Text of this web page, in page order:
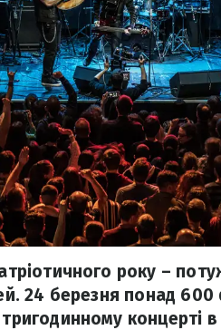
року –
24 березня понад
концерті